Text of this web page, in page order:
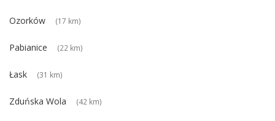
Ozorków (17 km)
Pabianice (22 km)
Łask (31 km)
Zduńska Wola (42 km)